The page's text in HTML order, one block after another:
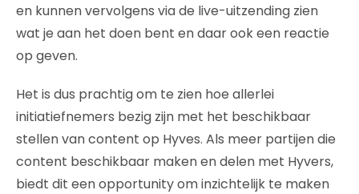
en kunnen vervolgens via de live-uitzending zien
wat je aan het doen bent en daar ook een reactie
op geven.
Het is dus prachtig om te zien hoe allerlei
initiatiefnemers bezig zijn met het beschikbaar
stellen van content op Hyves. Als meer partijen die
content beschikbaar maken en delen met Hyvers,
biedt dit een opportunity om inzichtelijk te maken